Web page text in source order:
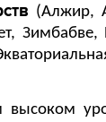
(Алжир,